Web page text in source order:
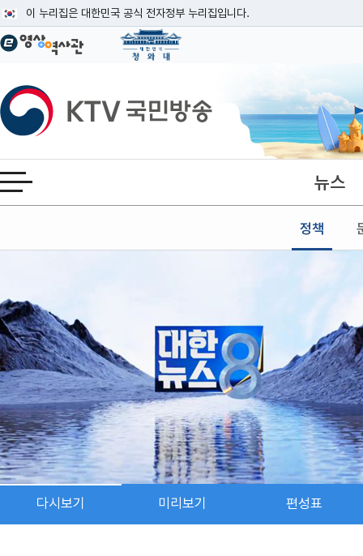
이 누리집은 대한민국 공식 전자정부 누리집입니다.
공식 누리집 주소 확인하기
이밖에 or.kr 또는 .kr등 다른 도메인 주소를 사용하고 있다면 아래 URL에서
운영중인 공식 누리집보기
KTV국민방송
전체메뉴 열기 뉴스
정책
본문
다시보기 미리보기 편성표